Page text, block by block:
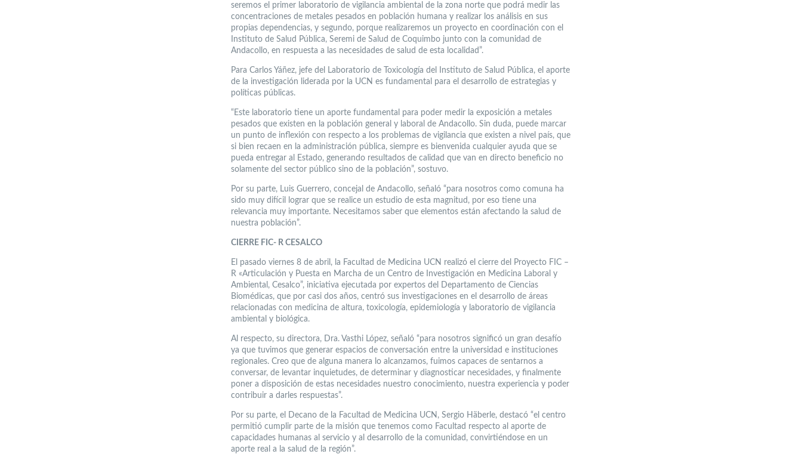
seremos el primer laboratorio de vigilancia ambiental de la zona norte que podrá medir las
concentraciones de metales pesados en población humana y realizar los análisis en sus
propias dependencias, y segundo, porque realizaremos un proyecto en coordinación con el
Instituto de Salud Pública, Seremi de Salud de Coquimbo junto con la comunidad de
Andacollo, en respuesta a las necesidades de salud de esta localidad”.
Para Carlos Yáñez, jefe del Laboratorio de Toxicología del Instituto de Salud Pública, el aporte
de la investigación liderada por la UCN es fundamental para el desarrollo de estrategias y
políticas públicas.
“Este laboratorio tiene un aporte fundamental para poder medir la exposición a metales
pesados que existen en la población general y laboral de Andacollo. Sin duda, puede marcar
un punto de inflexión con respecto a los problemas de vigilancia que existen a nivel país, que
si bien recaen en la administración pública, siempre es bienvenida cualquier ayuda que se
pueda entregar al Estado, generando resultados de calidad que van en directo beneficio no
solamente del sector público sino de la población”, sostuvo.
Por su parte, Luis Guerrero, concejal de Andacollo, señaló “para nosotros como comuna ha
sido muy difícil lograr que se realice un estudio de esta magnitud, por eso tiene una
relevancia muy importante. Necesitamos saber que elementos están afectando la salud de
nuestra población”.
CIERRE FIC- R CESALCO
El pasado viernes 8 de abril, la Facultad de Medicina UCN realizó el cierre del Proyecto FIC –
R «Articulación y Puesta en Marcha de un Centro de Investigación en Medicina Laboral y
Ambiental, Cesalco”, iniciativa ejecutada por expertos del Departamento de Ciencias
Biomédicas, que por casi dos años, centró sus investigaciones en el desarrollo de áreas
relacionadas con medicina de altura, toxicología, epidemiología y laboratorio de vigilancia
ambiental y biológica.
Al respecto, su directora, Dra. Vasthi López, señaló “para nosotros significó un gran desafío
ya que tuvimos que generar espacios de conversación entre la universidad e instituciones
regionales. Creo que de alguna manera lo alcanzamos, fuimos capaces de sentarnos a
conversar, de levantar inquietudes, de determinar y diagnosticar necesidades, y finalmente
poner a disposición de estas necesidades nuestro conocimiento, nuestra experiencia y poder
contribuir a darles respuestas”.
Por su parte, el Decano de la Facultad de Medicina UCN, Sergio Häberle, destacó “el centro
permitió cumplir parte de la misión que tenemos como Facultad respecto al aporte de
capacidades humanas al servicio y al desarrollo de la comunidad, convirtiéndose en un
aporte real a la salud de la región”.